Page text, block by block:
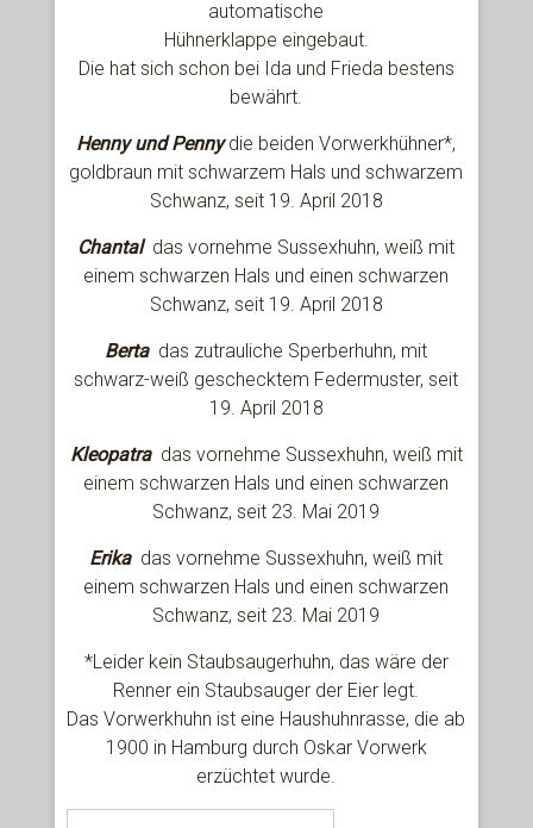
automatische
Hühnerklappe eingebaut.
Die hat sich schon bei Ida und Frieda bestens
bewährt.
Henny und Pennydie beiden Vorwerkhühner*,
goldbraun mit schwarzem Hals und schwarzem
Schwanz, seit 19. April 2018
Chantal das vornehme Sussexhuhn, weiß mit
einem schwarzen Hals und einen schwarzen
Schwanz, seit 19. April 2018
Berta das zutrauliche Sperberhuhn, mit
schwarz-weiß geschecktem Federmuster, seit
19. April 2018
Kleopatra das vornehme Sussexhuhn, weiß mit
einem schwarzen Hals und einen schwarzen
Schwanz, seit 23. Mai 2019
Erika das vornehme Sussexhuhn, weiß mit
einem schwarzen Hals und einen schwarzen
Schwanz, seit 23. Mai 2019
*Leider kein Staubsaugerhuhn, das wäre der
Renner ein Staubsauger der Eier legt.
Das Vorwerkhuhn ist eine Haushuhnrasse, die ab
1900 in Hamburg durch Oskar Vorwerk
erzüchtet wurde.